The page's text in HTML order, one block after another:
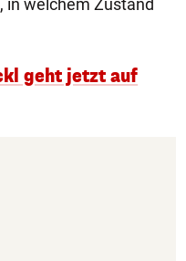
in welchem Zustand
geht jetzt auf